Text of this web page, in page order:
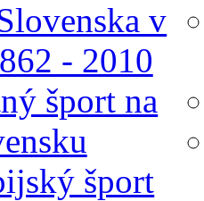
v
- 2010
šport na
šport